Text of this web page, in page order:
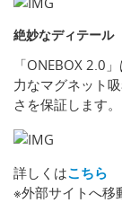
絶妙なディテール
「ONEBOX 2.0
力なマグネット
さを保証します。
詳しくはこちら
※外部サイトへ移